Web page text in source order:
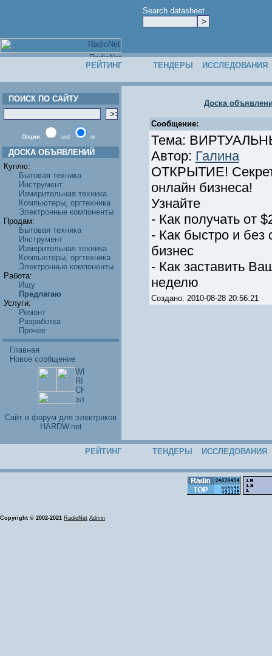
Search datasheet
РЕЙТИНГ ТЕНДЕРЫ ИССЛЕДОВАНИЯ
ПОИСК ПО САЙТУ
Опции: and or
ДОСКА ОБЪЯВЛЕНИЙ
Куплю:
Бытовая техника
Инструмент
Измерительная техника
Компьютеры, оргтехника
Электронные компоненты
Продам:
Бытовая техника
Инструмент
Измерительная техника
Компьютеры, оргтехника
Электронные компоненты
Работа:
Ищу
Предлагаю
Услуги:
Ремонт
Разработка
Прочее
Главная
Новое сообщение
Cайт и форум для электриков
HARDW.net
Доска
Сообщение:
Тема:
Автор: Галина
ОТКРЫТИЕ!
онлайн бизнеса!
Узнайте
- Как получать от
- Как быстро и без
бизнеc
- Как заставить
неделю
Создано: 2010-08-28 20:56:21
РЕЙТИНГ ТЕНДЕРЫ ИССЛЕДОВАНИЯ
Copyright © 2002-2021 RadioNet Admin